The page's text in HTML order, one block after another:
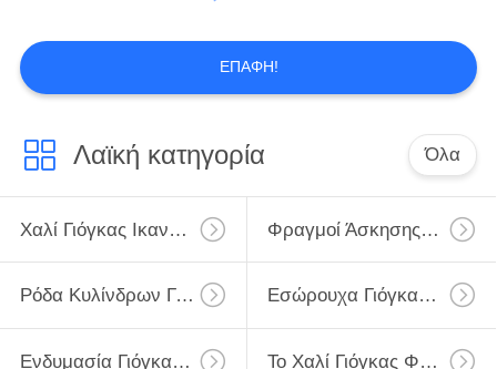
ΕΠΑΦΉ!
Λαϊκή κατηγορία Όλα
Χαλί Γιόγκας Ικανότητας Φραγμοί Άσκησης Γιόγκας
Ρόδα Κυλίνδρων Γιόγκας Εσώρουχα Γιόγκας Γυμναστικής
Ενδυμασία Γιόγκας Γυναικών Το Χαλί Γιόγκας Φέρνει Την Τσάντα